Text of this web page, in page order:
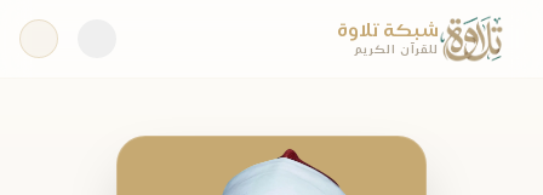
شبكة تلاوة
للقرآن الكريم